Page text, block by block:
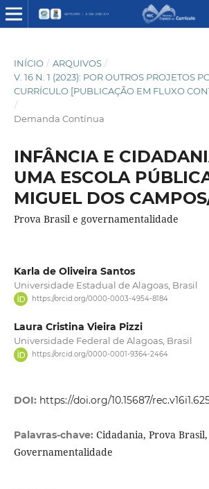
INÍCIO / ARQUIVOS /
V. 16 N. 1 (2023): POR OUTROS PROJETOS
CURRÍCULO [PUBLICAÇÃO EM FLUXO
/
Demanda Contínua
INFÂNCIA E
UMA ESCOLA
MIGUEL DOS
Prova Brasil e governamentalidade
Karla de Oliveira Santos
Universidade Estadual de Alagoas, Brasil
https://orcid.org/0000-0003-4954-8184
Laura Cristina Vieira Pizzi
Universidade Federal de Alagoas, Brasil
https://orcid.org/0000-0001-9364-2464
DOI: https://doi.org/10.15687/
Palavras-chave: Cidadania, Prova Brasil,
Governamentalidade